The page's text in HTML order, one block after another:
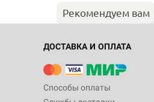
Рекомендуем вам
ДОСТАВКА И ОПЛАТА
Способы оплаты